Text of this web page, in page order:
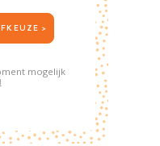
JOUW NIEUWSBRIEFKEUZE >
mogelijk